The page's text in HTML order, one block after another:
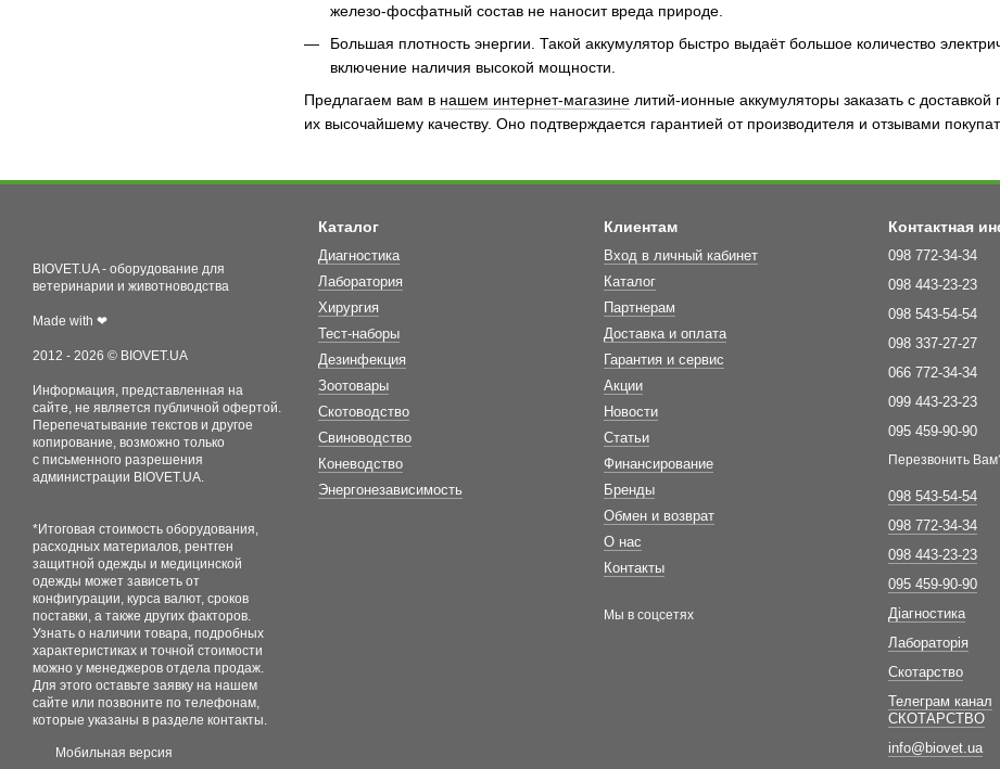
железо-фосфатный состав не наносит вреда природе.
Большая плотность энергии. Такой аккумулятор быстро выдаёт большое количество
включение наличия высокой мощности.
Предлагаем вам в нашем интернет-магазине литий-ионные аккумуляторы заказать с
их высочайшему качеству. Оно подтверждается гарантией от производителя и отзывами
BIOVET.UA - оборудование для
ветеринарии и животноводства
Made with ❤
2012 - 2026 © BIOVET.UA
Информация, представленная на
сайте, не является публичной офертой.
Перепечатывание текстов и другое
копирование, возможно только
с письменного разрешения
администрации BIOVET.UA.
*Итоговая стоимость оборудования,
расходных материалов, рентген
защитной одежды и медицинской
одежды может зависеть от
конфигурации, курса валют, сроков
поставки, а также других факторов.
Узнать о наличии товара, подробных
характеристиках и точной стоимости
можно у менеджеров отдела продаж.
Для этого оставьте заявку на нашем
сайте или позвоните по телефонам,
которые указаны в разделе контакты.
Мобильная версия
Каталог
Диагностика
Лаборатория
Хирургия
Тест-наборы
Дезинфекция
Зоотовары
Скотоводство
Свиноводство
Коневодство
Энергонезависимость
Клиентам
Вход в личный кабинет
Каталог
Партнерам
Доставка и оплата
Гарантия и сервис
Акции
Новости
Статьи
Финансирование
Бренды
Обмен и возврат
О нас
Контакты
Мы в соцсетях
Контактная
098 772-34-34
098 443-23-23
098 543-54-54
098 337-27-27
066 772-34-34
099 443-23-23
095 459-90-90
Перезвонить
098 543-54-54
098 772-34-34
098 443-23-23
095 459-90-90
Діагностика
Лабораторія
Скотарство
Телеграм канал
СКОТАРСТВО
info@biovet.ua